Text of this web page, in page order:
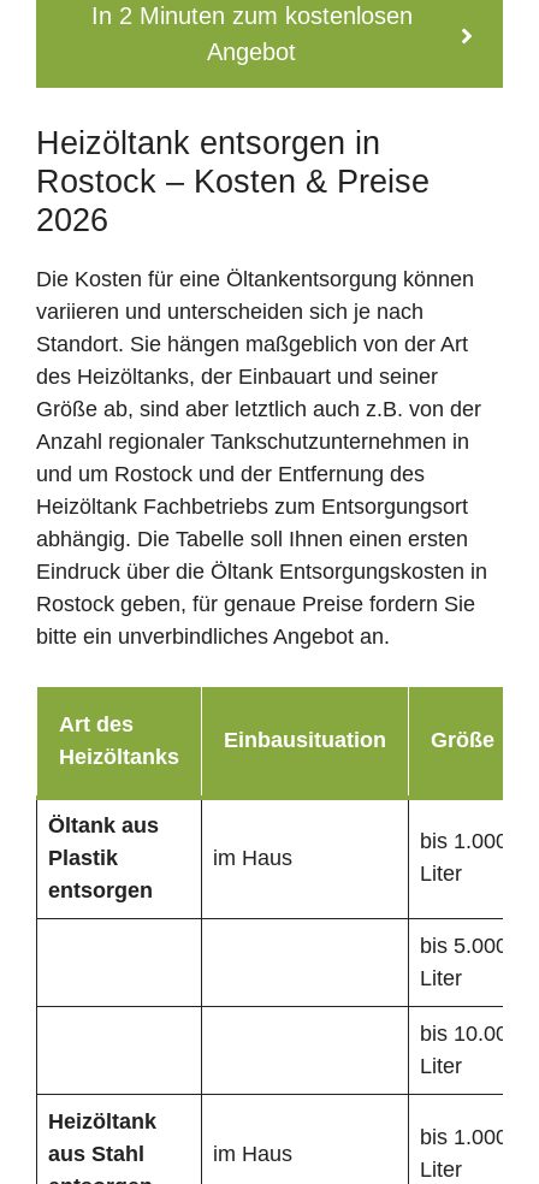
In 2 Minuten zum kostenlosen
Angebot
Heizöltank entsorgen in
Rostock – Kosten & Preise
2026
Die Kosten für eine Öltankentsorgung können
variieren und unterscheiden sich je nach
Standort. Sie hängen maßgeblich von der Art
des Heizöltanks, der Einbauart und seiner
Größe ab, sind aber letztlich auch z.B. von der
Anzahl regionaler Tankschutzunternehmen in
und um Rostock und der Entfernung des
Heizöltank Fachbetriebs zum Entsorgungsort
abhängig. Die Tabelle soll Ihnen einen ersten
Eindruck über die Öltank Entsorgungskosten in
Rostock geben, für genaue Preise fordern Sie
bitte ein unverbindliches Angebot an.
Art des
Heizöltanks
Einbausituation Größe
Öltank aus
Plastik
entsorgen
im Haus
bis 1.000
Liter
bis 5.000
Liter
bis 10.000
Liter
Heizöltank
aus Stahl
im Haus
bis 1.000
Liter